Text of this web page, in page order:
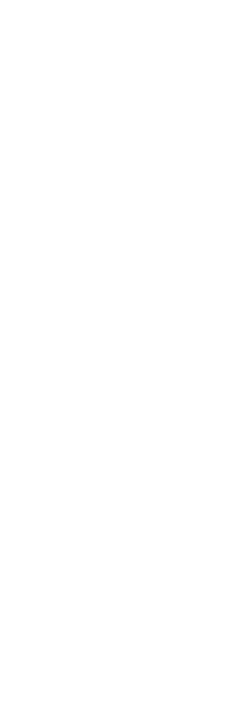
Der
eine
wie ein Juwelier
Rückgewinnung